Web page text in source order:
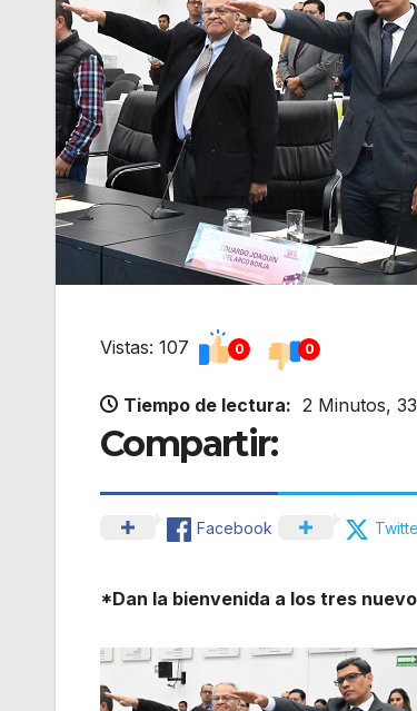
Vistas: 107 0 0
Tiempo de lectura: 2 Minutos,
Compartir:
Facebook
*Dan la bienvenida a los tres